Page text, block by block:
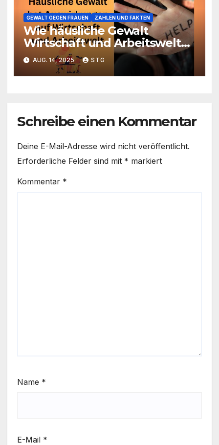
GEWALT GEGEN FRAUEN ZAHLEN UND FAKTEN
Wie häusliche Gewalt
Wirtschaft und Arbeitswelt
beeinflusst – und warum das
Thema relevant ist
AUG. 14, 2025 STG
Schreibe einen Kommentar
Deine E-Mail-Adresse wird nicht veröffentlicht.
Erforderliche Felder sind mit * markiert
Kommentar *
Name *
E-Mail *